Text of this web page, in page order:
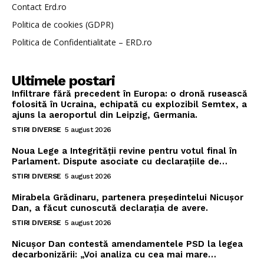
Contact Erd.ro
Politica de cookies (GDPR)
Politica de Confidentialitate – ERD.ro
Ultimele postari
Infiltrare fără precedent în Europa: o dronă rusească
folosită în Ucraina, echipată cu explozibil Semtex, a
ajuns la aeroportul din Leipzig, Germania.
STIRI DIVERSE 5 august 2026
Noua Lege a Integrității revine pentru votul final în
Parlament. Dispute asociate cu declarațiile de…
STIRI DIVERSE 5 august 2026
Mirabela Grădinaru, partenera președintelui Nicușor
Dan, a făcut cunoscută declarația de avere.
STIRI DIVERSE 5 august 2026
Nicușor Dan contestă amendamentele PSD la legea
decarbonizării: „Voi analiza cu cea mai mare…